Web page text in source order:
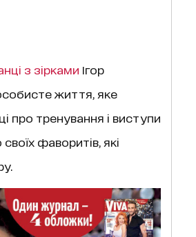
з зірками Ігор
життя, яке
про тренування і виступи
фаворитів, які